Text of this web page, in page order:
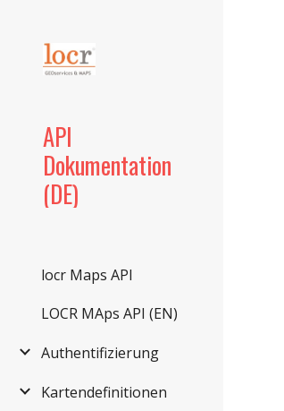
API
Dokumentation
(DE)
locr Maps API
LOCR MAps API (EN)
Authentifizierung
Kartendefinitionen